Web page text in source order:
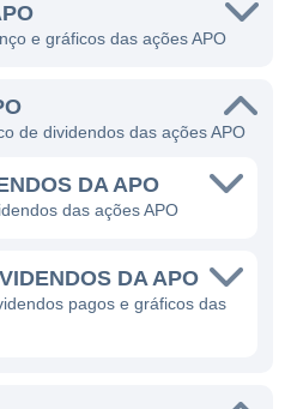
e gráficos das ações APO
de dividendos das ações APO
DA APO
das ações APO
DA APO
pagos e gráficos das